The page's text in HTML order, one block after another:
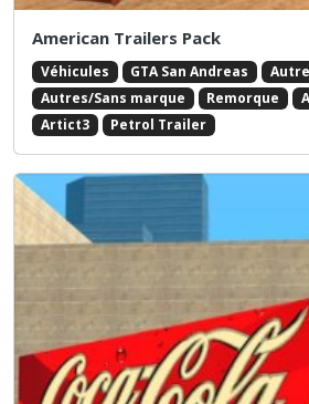
American Trailers Pack
Véhicules GTA San Andreas
Autres/Sans marque
Remorque
Artict3
Petrol Trailer